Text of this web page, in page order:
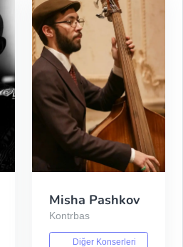
Misha Pashkov
Kontrbas
Diğer Konserleri